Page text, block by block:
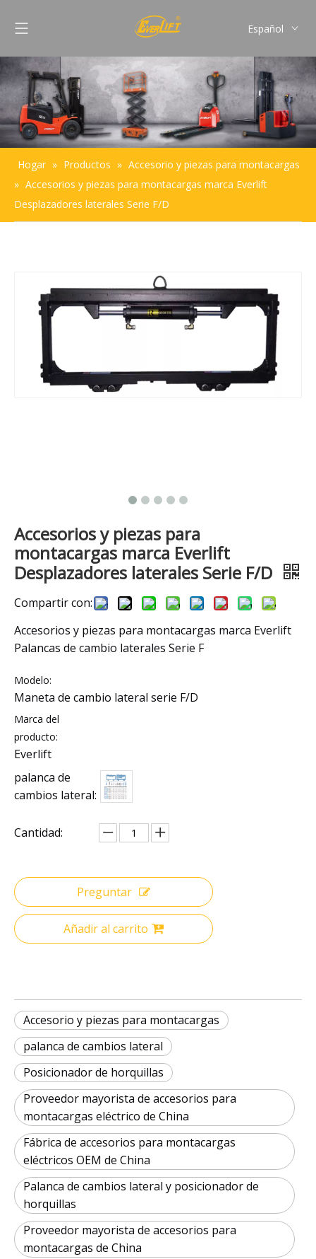
Español
Français
Pусский
Português
Hogar » Productos » Accesorio y piezas para montacargas
» Accesorios y piezas para montacargas marca Everlift
Desplazadores laterales Serie F/D
Accesorios y piezas para
montacargas marca Everlift
Desplazadores laterales Serie F/D
Compartir con:
Accesorios y piezas para montacargas marca Everlift
Palancas de cambio laterales Serie F
Modelo:
Maneta de cambio lateral serie F/D
Marca del
producto:
Everlift
palanca de
cambios lateral:
Cantidad:
Preguntar
Añadir al carrito
Accesorio y piezas para montacargas
palanca de cambios lateral
Posicionador de horquillas
Proveedor mayorista de accesorios para
montacargas eléctrico de China
Fábrica de accesorios para montacargas
eléctricos OEM de China
Palanca de cambios lateral y posicionador de
horquillas
Proveedor mayorista de accesorios para
montacargas de China